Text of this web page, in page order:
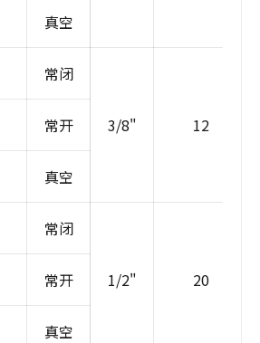
真空
常闭
3/8" 12
常开
真空
常闭
1/2" 20
常开
真空